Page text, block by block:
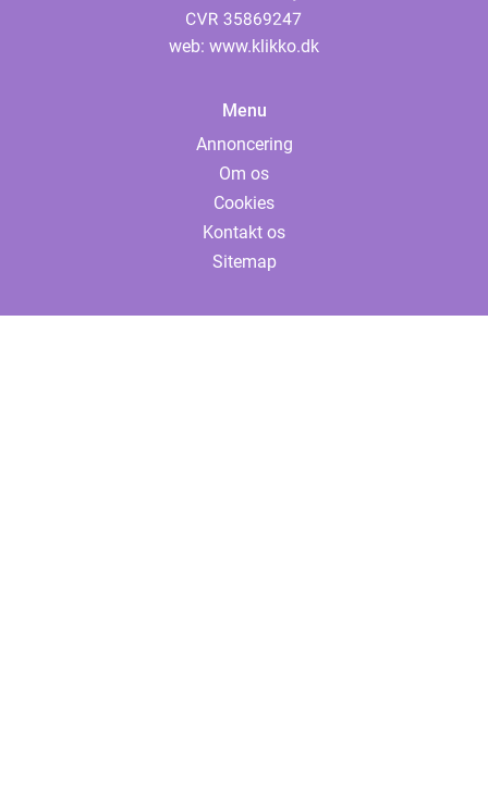
web: www.klikko.dk
Menu
Annoncering
Om os
Cookies
Kontakt os
Sitemap